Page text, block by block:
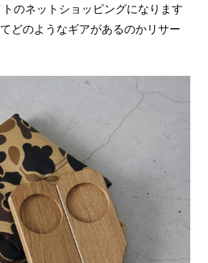
のネットショッピングになります
どのようなギアがあるのかリサー